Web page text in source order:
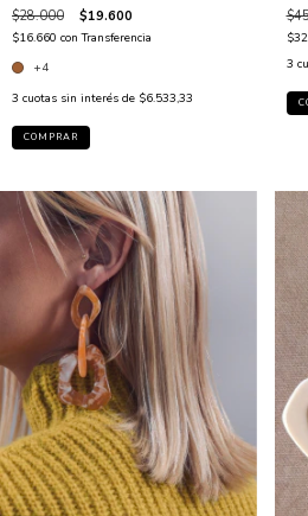
$28.000 $19.600
$16.660 con Transferencia
+4
3 cuotas sin interés de $6.533,33
COMPRAR
3